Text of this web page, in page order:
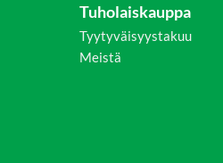
Tuholaiskauppa
Tyytyväisyystakuu
Meistä